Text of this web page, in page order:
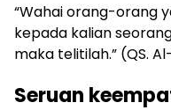
“Wahai orang-orang
kepada kalian
maka telitilah.” (QS.
Seruan